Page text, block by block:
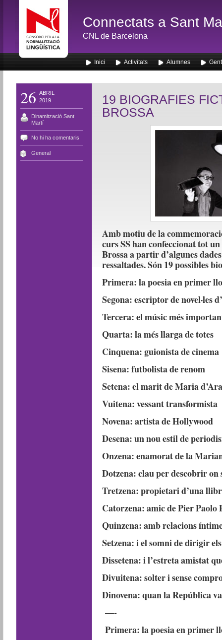
Connectats a Sant
CNL de Barcelona
Inici Activitats Alumnes
26 ABRIL
2019
Dinamització Sant
Martí
No hi ha comentaris
General
19 BIOGRAFIES
BROSSA
Amb motiu de la
curs SS han confeccionat tot
Brossa a partir d’algunes
ressaltades. Són 19 possibles
Primera: la poesia en primer
Segona: escriptor de novel·les
Tercera: el músic més
Quarta: la més llarga de totes
Cinquena: guionista de cinema
Sisena: futbolista de renom
Setena: el marit de Maria
Vuitena: vessant transformista
Novena: artista de Hollywood
Desena: un nou estil de
Onzena: enamorat de la
Dotzena: clau per descobrir on
Tretzena: propietari d’una
Catorzena: amic de Pier Paolo
Quinzena: amb relacions
Setzena: i el somni de dirigir
Dissetena: i l’estreta amistat
Divuitena: solter i sense
Dinovena: quan la República
—-
Primera: la poesia en primer